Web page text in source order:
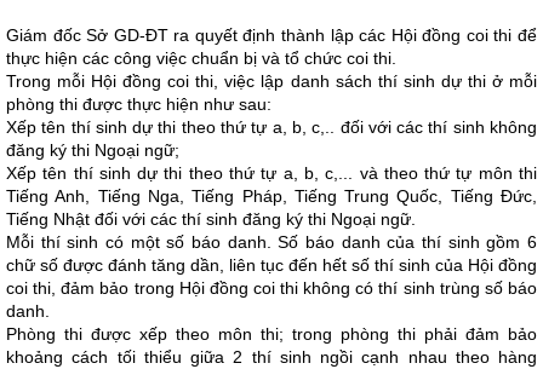
Giám đốc Sở GD-ĐT ra quyết định thành lập các Hội đồng coi thi để
thực hiện các công việc chuẩn bị và tổ chức coi thi.
Trong mỗi Hội đồng coi thi, việc lập danh sách thí sinh dự thi ở mỗi
phòng thi được thực hiện như sau:
Xếp tên thí sinh dự thi theo thứ tự a, b, c,.. đối với các thí sinh không
đăng ký thi Ngoại ngữ;
Xếp tên thí sinh dự thi theo thứ tự a, b, c,... và theo thứ tự môn thi
Tiếng Anh, Tiếng Nga, Tiếng Pháp, Tiếng Trung Quốc, Tiếng Đức,
Tiếng Nhật đối với các thí sinh đăng ký thi Ngoại ngữ.
Mỗi thí sinh có một số báo danh. Số báo danh của thí sinh gồm 6
chữ số được đánh tăng dần, liên tục đến hết số thí sinh của Hội đồng
coi thi, đảm bảo trong Hội đồng coi thi không có thí sinh trùng số báo
danh.
Phòng thi được xếp theo môn thi; trong phòng thi phải đảm bảo
khoảng cách tối thiểu giữa 2 thí sinh ngồi cạnh nhau theo hàng